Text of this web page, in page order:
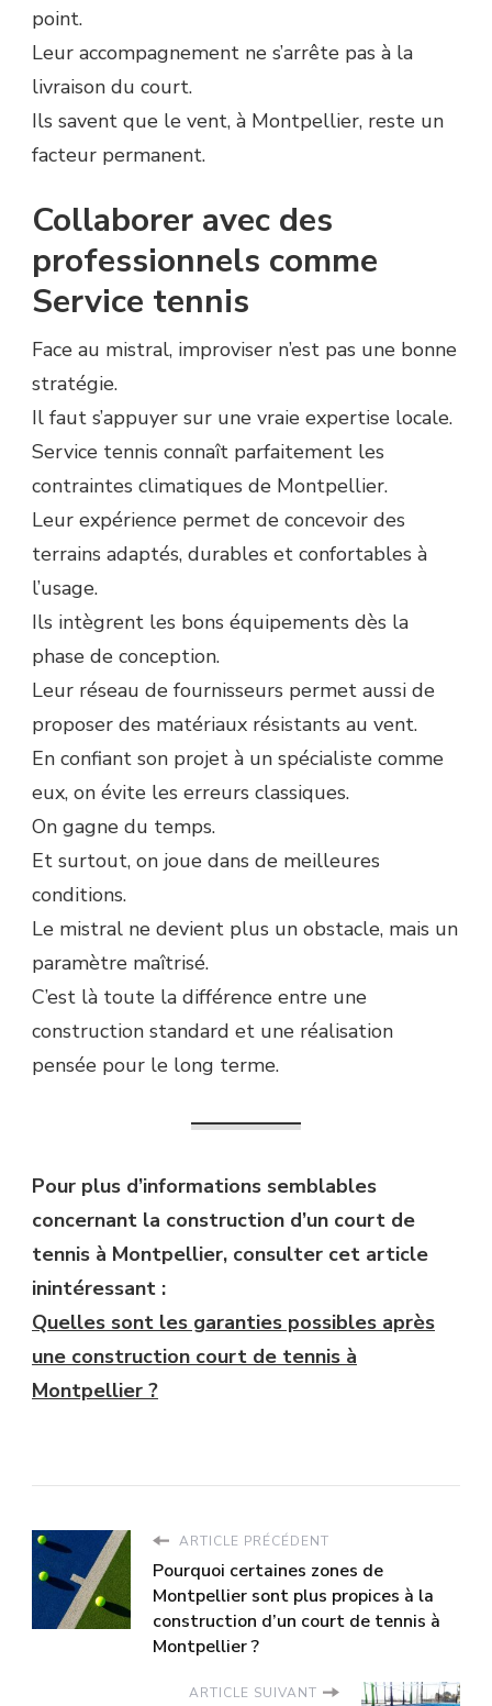
point.
Leur accompagnement ne s’arrête pas à la
livraison du court.
Ils savent que le vent, à Montpellier, reste un
facteur permanent.
Collaborer avec des
professionnels comme
Service tennis
Face au mistral, improviser n’est pas une bonne
stratégie.
Il faut s’appuyer sur une vraie expertise locale.
Service tennis connaît parfaitement les
contraintes climatiques de Montpellier.
Leur expérience permet de concevoir des
terrains adaptés, durables et confortables à
l’usage.
Ils intègrent les bons équipements dès la
phase de conception.
Leur réseau de fournisseurs permet aussi de
proposer des matériaux résistants au vent.
En confiant son projet à un spécialiste comme
eux, on évite les erreurs classiques.
On gagne du temps.
Et surtout, on joue dans de meilleures
conditions.
Le mistral ne devient plus un obstacle, mais un
paramètre maîtrisé.
C’est là toute la différence entre une
construction standard et une réalisation
pensée pour le long terme.
Pour plus d’informations semblables
concernant la construction d’un court de
tennis à Montpellier, consulter cet article
inintéressant :
Quelles sont les garanties possibles après
une construction court de tennis à
Montpellier ?
ARTICLE PRÉCÉDENT
Pourquoi certaines zones de
Montpellier sont plus propices à la
construction d’un court de tennis à
Montpellier ?
ARTICLE SUIVANT